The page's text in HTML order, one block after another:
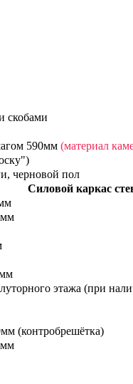
скобами
590мм (материал
черновой пол
Силовой каркас
этажа (при
(контробрешётка)